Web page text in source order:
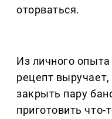
оторваться.
Из личного опыта
рецепт
закрыть пару
приготовить